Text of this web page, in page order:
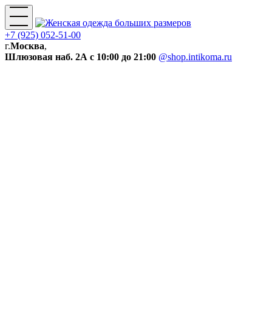
+7 (925) 052-51-00
г.Москва,
Шлюзовая наб. 2А с 10:00 до 21:00 @shop.intikoma.ru